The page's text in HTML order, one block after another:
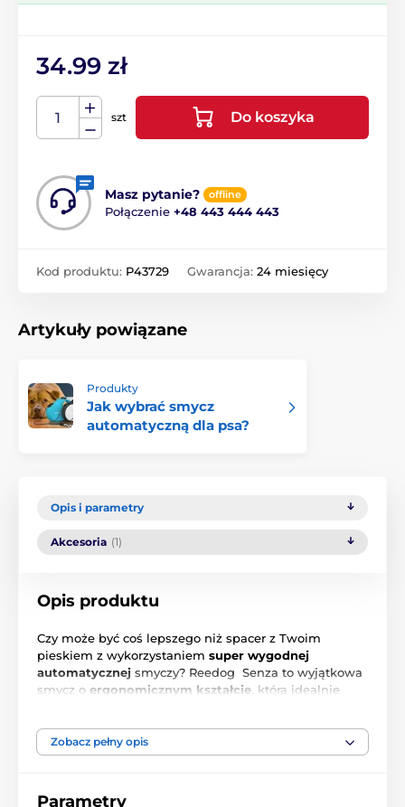
34.99 zł
szt Do koszyka
Masz pytanie? offline
Połączenie +48 443 444 443
Kod produktu: P43729 Gwarancja: 24 miesięcy
Artykuły powiązane
Produkty
Jak wybrać smycz
automatyczną dla psa?
Opis i parametry
Akcesoria (1)
Opis produktu
Czy może być coś lepszego niż spacer z Twoim
pieskiem z wykorzystaniem super wygodnej
automatycznej smyczy? Reedog Senza to wyjątkowa
smycz o ergonomicznym kształcie , która idealnie
dowolnym kącie działania.
Jeden przycisk to 3 tryby
zatrzymywania.Produkt czeskiej firmy! Dla psów z
Zobacz pełny opis
Parametry